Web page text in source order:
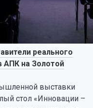
реального
АПК на Золотой
выставки
стол «Инновации –